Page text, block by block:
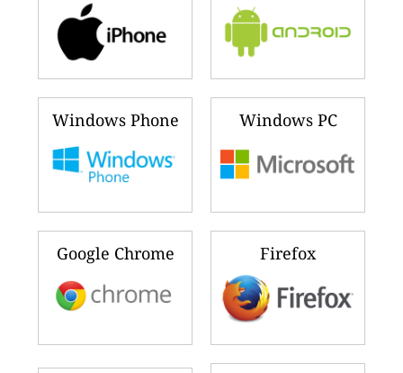
Windows Phone Windows PC
Google Chrome Firefox